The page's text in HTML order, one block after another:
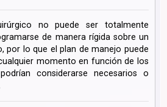
no puede ser totalmente
de manera rígida sobre un
por lo que el plan de manejo puede
momento en función de los
considerarse necesarios o